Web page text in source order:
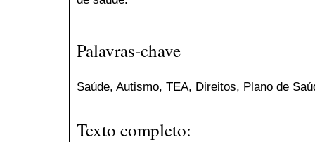
Palavras-chave
Saúde, Autismo, TEA, Direitos, Plano de
Texto completo: